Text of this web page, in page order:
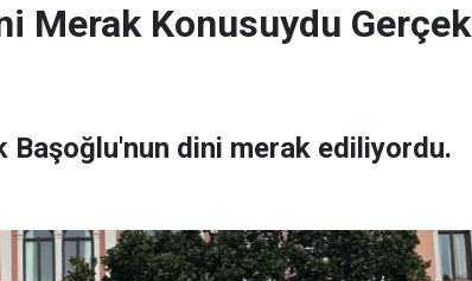
Merak Konusuydu Gerçek
Başoğlu'nun dini merak ediliyordu.